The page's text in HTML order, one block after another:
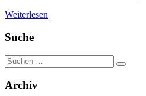
Weiterlesen
Suche
Suchen
nach:
Suchen
Archiv